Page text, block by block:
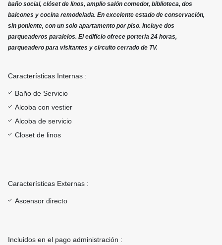
baño social, clóset de linos, amplio salón comedor, biblioteca, dos
balcones y cocina remodelada. En excelente estado de conservación,
sin poniente, con un solo apartamento por piso. Incluye dos
parqueaderos paralelos. El edificio ofrece portería 24 horas,
parqueadero para visitantes y circuito cerrado de TV.
Características Internas :
Baño de Servicio
Alcoba con vestier
Alcoba de servicio
Closet de linos
Características Externas :
Ascensor directo
Incluidos en el pago administración :